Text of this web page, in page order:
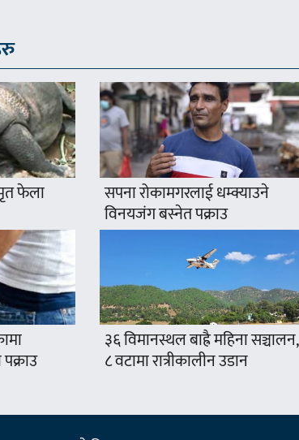
फेला सपना रोकामगरलाई धम्क्याउने
विनयजंग बस्नेत पक्राउ
३६ विमानस्थल बाह्रै महिना सञ्चालन,
८ वटामा रात्रीकालीन उडान